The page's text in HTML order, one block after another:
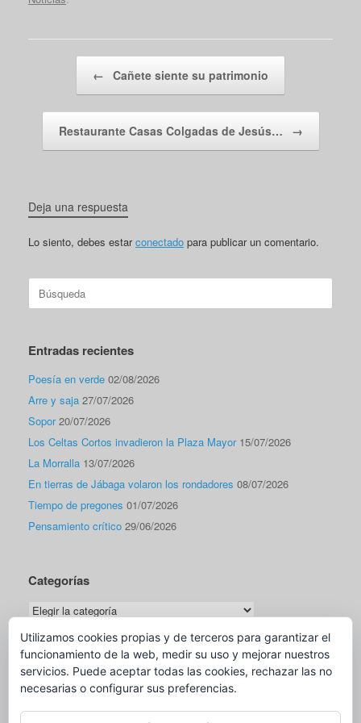
← Cañete siente su patrimonio
Restaurante Casas Colgadas de Jesús… →
Deja una respuesta
Lo siento, debes estarconectado para publicar un comentario.
Buscar:
Entradas recientes
Poesía en verde 02/08/2026
Arre y saja 27/07/2026
Sopor 20/07/2026
Los Celtas Cortos invadieron la Plaza Mayor 15/07/2026
La Morralla 13/07/2026
En tierras de Jábaga volaron los rondadores 08/07/2026
Tiempo de pregones 01/07/2026
Pensamiento crítico 29/06/2026
Categorías
Categorías
Traductor
Utilizamos cookies propias y de terceros para garantizar el
funcionamiento de la web, medir su uso y mejorar nuestros
servicios. Puede aceptar todas las cookies, rechazar las no
necesarias o configurar sus preferencias.